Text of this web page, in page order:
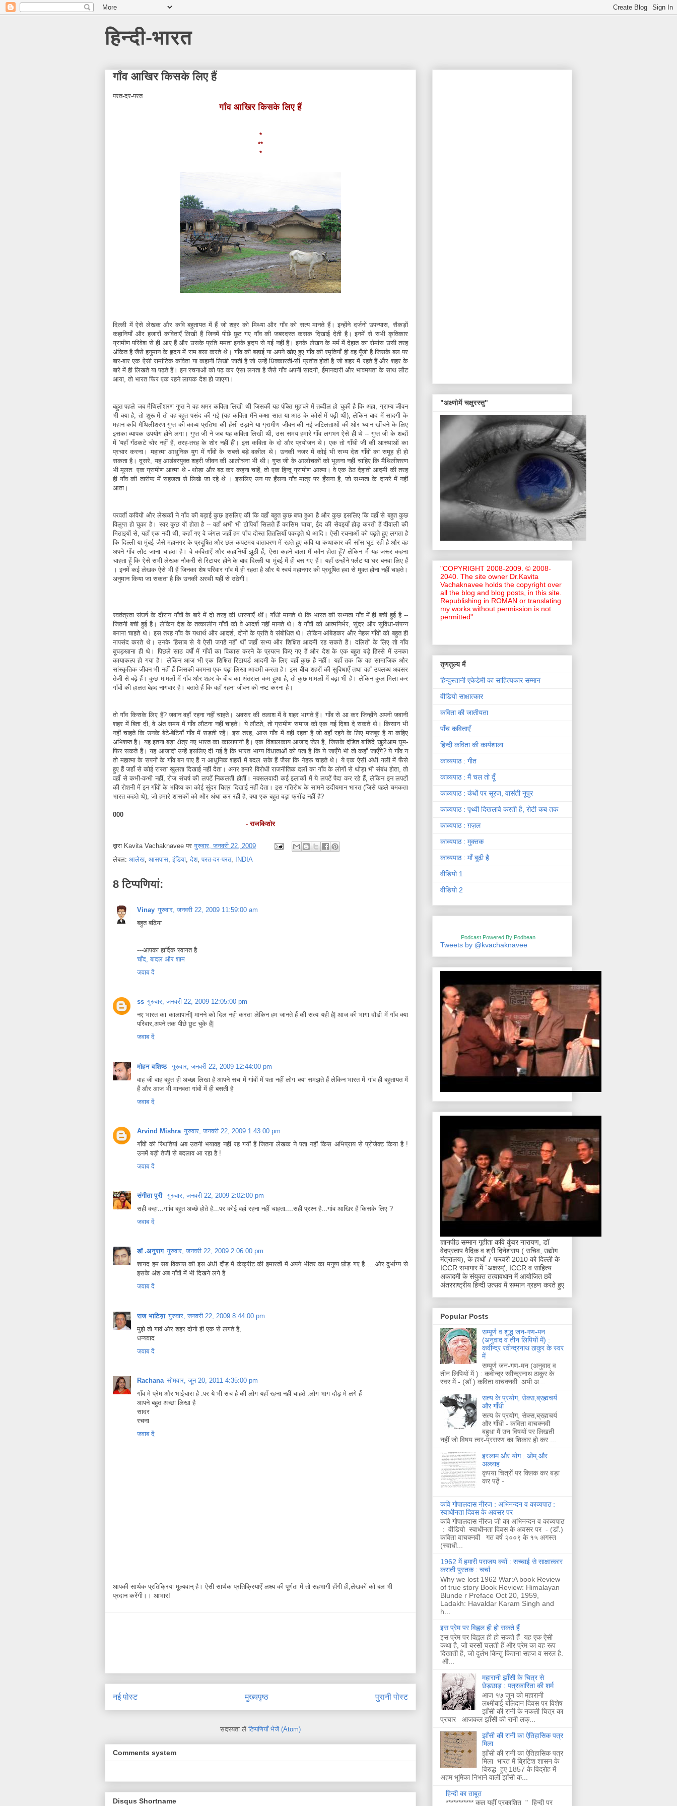
हिन्दी-भारत
गाँव आखिर किसके लिए हैं
परत-दर-परत
गाँव आखिर किसके लिए हैं
*
**
*
दिल्ली में ऐसे लेखक और कवि बहुतायत में हैं जो शहर को मिथ्या और गाँव को सत्य मानते हैं। इन्होंने दर्जनों उपन्यास, सैकड़ों
कहानियाँ और हजारों कविताएँ लिखी हैं जिनमें पीछे छूट गए गाँव की जबरदस्त कसक दिखाई देती है। इनमें से सभी कृतिकार
ग्रामीण परिवेश से ही आए हैं और उसके प्रति ममता इनके हृदय से गई नहीं हैं। इनके लेखन के मर्म में देहात का रोमांस उसी तरह
अंकित है जैसे हनुमान के हृदय में राम बसा करते थे। गाँव की बड़ाई या अपने खोए हुए गाँव की स्मृतियाँ ही वह पूँजी है जिसके बल पर
बार-बार एक ऐसी रामांटिक कविता या कहानी लिखी जाती है जो उन्हें धिक्कारती-सी प्रतीत होती है जो शहर में रहते हैं और शहर के
बारे में ही लिखते या पढ़ते हैं। इन रचनाओं को पढ़ कर ऐसा लगता है जैसे गाँव अपनी सादगी, ईमानदारी और भावमयता के साथ लौट
आया, तो भारत फिर एक रहने लायक देश हो जाएगा।
बहुत पहले जब मैथिलीशरण गुप्त ने वह अमर कविता लिखी थी जिसकी यह पंक्ति मुहावरे में तब्दील हो चुकी है कि अहा, ग्राम्य जीवन
भी क्या है, तो शुरू में तो वह बहुत पसंद की गई (यह कविता मैंने कक्षा सात या आठ के कोर्स में पढ़ी थी), लेकिन बाद में सादगी के
महान कवि मैथिलीशरण गुप्त की काव्य प्रतिभा की हँसी उड़ाने या ग्रामीण जीवन की नई जटिलताओं की ओर ध्यान खींचने के लिए
इसका व्यापक उपयोग होने लगा। गुप्त जी ने जब यह कविता लिखी थी, उस समय हमारे गाँव लगभग ऐसे ही थे -- गुप्त जी के शब्दों
में 'यहाँ गँठकटे चोर नहीं हैं, तरह-तरह के शोर नहीं हैं'। इस कविता के दो और प्रयोजन थे। एक तो गाँधी जी की आस्थाओं का
प्रचार करना। महात्मा आधुनिक युग में गाँवों के सबसे बड़े वकील थे। उनकी नजर में कोई भी सभ्य देश गाँवों का समूह ही हो
सकता है। दूसरे, यह आडंबरयुक्त शहरी जीवन की आलोचना भी थी। गुप्त जी के आलोचकों को भूलना नहीं चाहिए कि मैथिलीशरण
भी मूलत: एक ग्रामीण आत्मा थे - थोड़ा और बढ़ कर कहना चाहें, तो एक हिन्दू ग्रामीण आत्मा। वे एक ठेठ देहाती आदमी की तरह
ही गाँव की तारीफ में सहजता से लिखे जा रहे थे । इसलिए उन पर हँसना गाँव मात्र पर हँसना है, जो सभ्यता के दायरे में नहीं
आता।
परवर्ती कवियों और लेखकों ने गाँव की बड़ाई कुछ इसलिए की कि वहाँ बहुत कुछ बचा हुआ है और कुछ इसलिए कि वहाँ से बहुत कुछ
विलुप्त हो चुका है। स्वर कुछ यों होता है -- वहाँ अभी भी टोपियाँ सिलते हैं कासिम चाचा, ईद की सेवइयाँ होड़ करती हैं दीवाली की
मिठाइयों से, यहाँ एक नदी थी, कहाँ गए वे जंगल जहाँ हम पाँच दोस्त तितलियाँ पकड़ते थे आदि। ऐसी रचनाओं को पढ़ते हुए लगता है
कि दिल्ली या मुंबई जैसे महानगर के प्रदूषित और छल-कपटमय वातावरण में रहते हुए कवि या कथाकार की साँस घुट रही है और वह
अपने गाँव लौट जाना चाहता है। वे कविताएँ और कहानियाँ झूठी हैं, ऐसा कहने वाला मैं कौन होता हूँ? लेकिन मैं यह जरूर कहना
चाहता हूँ कि ऐसे सभी लेखक नौकरी से रिटायर होने के बाद दिल्ली या मुंबई में ही बस गए हैं। यहाँ उन्होंने फ्लैट या घर बनवा लिए हैं
। इनमें कई लेखक ऐसे भी हैं जिनका शेष परिवार गाँव में ही रहता है और ये स्वयं महानगर की प्रदूषित हवा से मुक्त होना नहीं चाहते।
अनुमान किया जा सकता है कि उनकी अरथी यहीं से उठेगी।
स्वतंत्रता संघर्ष के दौरान गाँवों के बारे में दो तरह की धारणाएँ थीं। गाँधी मानते थे कि भारत की सभ्यता गाँव में ही बची हुई है --
जितनी बची हुई है। लेकिन देश के तत्कालीन गाँवों को वे आदर्श नहीं मानते थे। वे गाँवों को आत्मनिर्भर, सुंदर और सुविधा-संपन्न
बनाना चाहते थे। इस तरह गाँव के यथार्थ और आदर्श, दोनों के प्रति वे संबोधित थे। लेकिन आंबेडकर और नेहरू गाँवों को बहुत ही
नापसंद करते थे। उनके हिसाब से ये ऐसी जगहें नहीं थीं जहाँ सभ्य और शिक्षित आदमी रह सकते हैं। दलितों के लिए तो गाँव
बूचड़खाना ही थे। पिछले साठ वर्षों में गाँवों का विकास करने के प्रयत्न किए गए हैं और देश के एक बहुत बड़े हिस्से में उनका
कायाकल्प हो गया है। लेकिन आज भी एक शिक्षित रिटायर्ड आदमी के लिए वहाँ कुछ है नहीं। यहाँ तक कि वह सामाजिक और
सांस्कृतिक जीवन भी नहीं हैं जिसकी कामना एक पढ़ा-लिखा आदमी करता है। इस बीच शहरों की सुविधाएँ तथा वहाँ उपलब्ध अवसर
तेजी से बढ़े हैं। कुछ मामलों में गाँव और शहर के बीच का अंतराल कम हुआ है, तो कुछ मामलों में बढ़ा भी है। लेकिन कुल मिला कर
गाँवों की हालत बेहद नागवार है। बताते हैं कि वहाँ रहना जीवन को नष्ट करना है।
तो गाँव किसके लिए हैं? जवान वहाँ रहना नहीं चाहते। अवसर की तलाश में वे शहर भागते हैं। गाँव से आ कर जिन्होंने अपनी जवानी
शहर में बिता दी, वे अंत समय में गाँव लौटना नहीं चाहते। ये लौटते, तो ग्रामीण समाज को एक नई दिशा दे सकते थे। किसान भी
नहीं चाहते कि उनके बेटे-बेटियाँ गाँव में सड़ती रहें। इस तरह, आज गाँव में वही रहता है जो वहाँ रहने के लिए मजबूर है या कहिए
अभिशप्त है। यह इतना बड़ा क्षेत्र नए भारत का कालापानी है। एक विशालकाय आजाद जेल है, जिसके दंडित बाशिंदे खुलेआम घूम-
फिर सकते हैं। यह आजादी उन्हें इसलिए दी गई है कि भारत भाग्य विधाताओं को पता है कि ये जाएँगे भी तो कहाँ जाएँगे? ये गाँव न
तो महात्मा के सपनों के गाँव बन पाए हैं न आधुनिक शहरों में बदल सके हैं जैसा कि नेहरू चाहते थे। ये एक ऐसी अंधी गली में फँसे
हुए हैं जहाँ से कोई रास्ता खुलता दिखाई नहीं देता। अगर हमारे विरोधी राजनीतिक दलों का गाँव के लोगों से थोड़ा भी संबंध होता, तो
वहाँ से कभी-कभी नहीं, रोज संघर्ष की लपटें निकलती होतीं। नक्सलवादी कई इलाकों में ये लपटें पैदा कर रहे हैं, लेकिन इन लपटों
की रोशनी में इन गाँवों के भविष्य का कोई सुंदर चित्र दिखाई नहीं देता। इस गतिरोध के सामने उदीयमान भारत (जिसे पहले चमकता
भारत कहते थे), जो हमारे शासकों को और अंधा कर रही है, क्या एक बहुत बड़ा फ्रॉड नहीं है?
000
- राजकिशोर
द्वारा Kavita Vachaknavee परगुरुवार, जनवरी 22, 2009
लेबल: आलेख, आसपास,इंडिया,देश,परत-दर-परत, INDIA
8 टिप्‍पणियां:
Vinay गुरुवार, जनवरी 22, 2009 11:59:00 am
बहुत बढ़िया
---आपका हार्दिक स्वागत है
चाँद, बादल और शाम
जवाब दें
ss गुरुवार, जनवरी 22, 2009 12:05:00 pm
नए भारत का कालापानी| मानने को दिल नही करता लेकिन हम जानते हैं की सत्य यही है| आज की भागा दौडी में गाँव क्या
परिवार,अपने तक पीछे छुट चुके हैं|
जवाब दें
मोहन वशिष्‍ठ गुरुवार, जनवरी 22, 2009 12:44:00 pm
वाह जी वाह बहुत ही अच्‍छा लिखा है आपने सच में गांवों में पता नहीं लोग क्‍या समझते हैं लेकिन भारत में गांव ही बहुतायत में
हैं और आज भी मानवता गांवों में ही बसती है
जवाब दें
Arvind Mishra गुरुवार, जनवरी 22, 2009 1:43:00 pm
गाँवों की स्थितियां अब उतनी भयावह नहीं रह गयीं हैं जितना लेखक ने पता नहीं किस अभिप्राय से प्रोजेक्ट किया है !
उनमें बड़ी तेजी से बदलाव आ रहा है !
जवाब दें
संगीता पुरी गुरुवार, जनवरी 22, 2009 2:02:00 pm
सही कहा...गाांव बहुत अच्‍छे होते है...पर कोई वहां रहना नहीं चाहता....सही प्रश्‍न है...गांव आखिर हैं किस‍के लिए ?
जवाब दें
डॉ .अनुराग गुरुवार, जनवरी 22, 2009 2:06:00 pm
शायद हम सब विकास की इस अंधी दौड़ में कंक्रीट की इमारतों में अपने भीतर का मनुष्य छोड़ गए है ....ओर दुर्भाग्य से
इसके अंश अब गाँवों में भी दिखने लगे है
जवाब दें
राज भाटिय़ा गुरुवार, जनवरी 22, 2009 8:44:00 pm
मुझे तो गावं ओर शहर दोनो ही एक से लगते है,
धन्यवाद
जवाब दें
Rachana सोमवार, जून 20, 2011 4:35:00 pm
गाँव मे प्रेम और भाईचारा है .पर ये भी सच है की लोग यहाँ रहना नहीं चाहते .लोग भाग दौड़ मे लगे हैं
आपने बहुत अच्छा लिखा है
सादर
रचना
जवाब दें
आपकी सार्थक प्रतिक्रिया मूल्यवान् है। ऐसी सार्थक प्रतिक्रियाएँ लक्ष्य की पूर्णता में तो सहभागी होंगी ही,लेखकों को बल भी
प्रदान करेंगी।। आभार!
नई पोस्ट पुरानी पोस्ट
मुख्यपृष्ठ
सदस्यता लें टिप्पणियाँ भेजें (Atom)
Comments system
Disqus Shortname
"अक्ष्णोर्मे चक्षुरस्तु"
"COPYRIGHT 2008-2009. © 2008-
2040. The site owner Dr.Kavita
Vachaknavee holds the copyright over
all the blog and blog posts, in this site.
Republishing in ROMAN or translating
my works without permission is not
permitted"
तृणतुल्य मैं
हिन्दुस्तानी एकेडेमी का साहित्यकार सम्मान
वीडियो साक्षात्कार
कविता की जातीयता
पाँच कविताएँ
हिन्दी कविता की कार्यशाला
काव्यपाठ : गीत
काव्यपाठ : मैं चल तो दूँ
काव्यपाठ : कंधों पर सूरज, वासंती नूपुर
काव्यपाठ : पृथ्वी दिखलावे करती है, रोटी कब तक
काव्यपाठ : ग़ज़ल
काव्यपाठ : मुक्तक
काव्यपाठ : माँ बूढ़ी है
वीडियो 1
वीडियो 2
Podcast Powered By Podbean
Tweets by @kvachaknavee
ज्ञानपीठ सम्मान गृहीता कवि कुंवर नारायण, डॉ
वेदप्रताप वैदिक व श्री दिनेशराय ( सचिव, उद्योग
मंत्रालय), के हाथों 7 फरवरी 2010 को दिल्ली के
ICCR सभागार में `अक्षरम्', ICCR व साहित्य
अकादमी के संयुक्त तत्वावधान में आयोजित 8वें
अंतरराष्ट्रीय हिन्दी उत्सव में सम्मान ग्रहण करते हुए
Popular Posts
सम्पूर्ण व शुद्ध जन-गण-मन
(अनुवाद व तीन लिपियों में) :
कवीन्द्र रवीन्द्रनाथ ठाकुर के स्वर
में
सम्पूर्ण जन-गण-मन (अनुवाद व
तीन लिपियों में ) : कवीन्द्र रवीन्द्रनाथ ठाकुर के
स्वर में - (डॉ.) कविता वाचक्नवी अभी अ...
सत्य के प्रयोग, सेक्स,ब्रह्मचर्य
और गाँधी
सत्य के प्रयोग, सेक्स,ब्रह्मचर्य
और गाँधी - कविता वाचक्नवी
बहुधा मैं उन विषयों पर लिखती
नहीं जो विषय त्वर-प्रसरण का शिकार हो कर ...
इस्लाम और योग : ओम् और
अल्लाह
कृपया चित्रों पर क्लिक कर बड़ा
कर पढ़ें -
कवि गोपालदास नीरज : अभिनन्दन व काव्यपाठ :
स्वाधीनता दिवस के अवसर पर
कवि गोपालदास नीरज जी का अभिनन्दन व काव्यपाठ
: वीडियो स्वाधीनता दिवस के अवसर पर - (डॉ.)
कविता वाचक्नवी गत वर्ष २००९ के १५ अगस्त
(स्वाधी...
1962 में हमारी पराजय क्यों : सच्चाई से साक्षात्कार
कराती पुस्तक : चर्चा
Why we lost 1962 War:A book Review
of true story Book Review: Himalayan
Blunde r Preface Oct 20, 1959,
Ladakh: Havaldar Karam Singh and
h...
इस प्रेम पर विह्वल ही हो सकते हैं
इस प्रेम पर विह्वल ही हो सकते हैं यह एक ऐसी
कथा है, जो बरसों चलती हैं और प्रेम का वह रूप
दिखाती है, जो दुर्लभ किन्तु कितना सहज व सरल है.
औ...
महारानी झाँसी के चित्र से
छेड़छाड़ : पत्रकारिता की शर्म
आज १७ जून को महारानी
लक्ष्मीबाई बलिदान दिवस पर विशेष
झाँसी की रानी के नकली चित्र का
प्रचार आजकल झाँसी की रानी लक्...
झाँसी की रानी का ऐतिहासिक पत्र
मिला
झाँसी की रानी का ऐतिहासिक पत्र
मिला भारत में ब्रिटिश शासन के
विरुद्ध हुए 1857 के विद्रोह में
अहम भूमिका निभाने वाली झाँसी क...
हिन्दी का ताबूत
*********** कल यहीं प्रकाशित " हिन्दी पर